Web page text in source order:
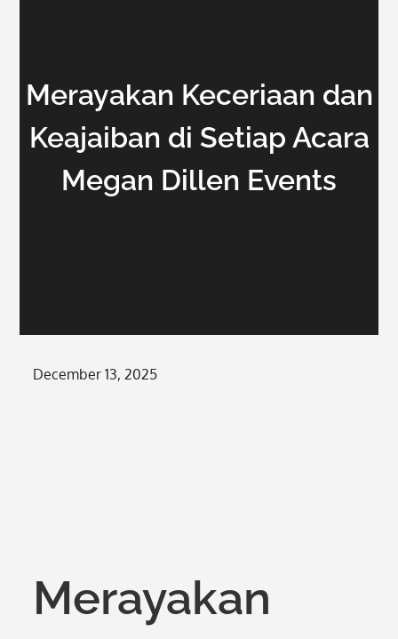
Merayakan Keceriaan dan
Keajaiban di Setiap Acara
Megan Dillen Events
Posted
December 13, 2025
Merayakan